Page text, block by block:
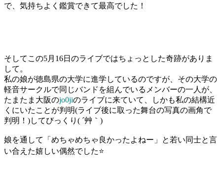
で、気持ちよく鑑賞できて最高でした！
そしてこの5月16日のライブではちょっとした奇跡がありま
して。
私の娘が徳島県の大学に進学しているのですが、その大学の
軽音サークルで同じバンドを組んでいるメンバーの一人が、
たまたま大阪のjo0jiのライブに来ていて、しかも私の結構近
くにいたことが判明(ライブ後に取った舞台の写真の画角で
判明！)してびっくり( ´艸｀)
娘を通して「めちゃめちゃ良かったよねー」と若い同士と言
い合えた嬉しい偶然でした⭐